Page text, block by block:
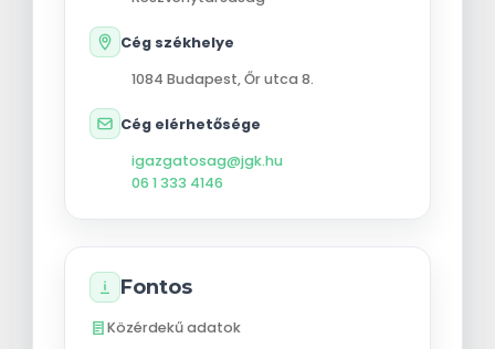
Cég székhelye
1084 Budapest,Őr utca 8.
Cég elérhetősége
igazgatosag@jgk.hu
06 1 333 4146
Fontos
Közérdekű adatok